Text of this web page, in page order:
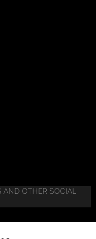
AND OTHER SOCIAL